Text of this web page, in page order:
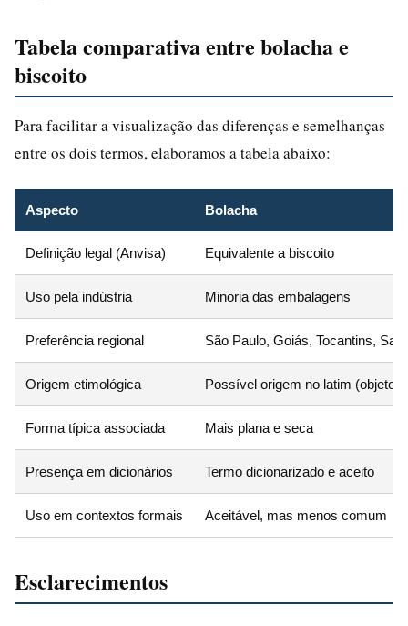
Tabela comparativa entre bolacha e
biscoito
Para facilitar a visualização das diferenças e semelhanças
entre os dois termos, elaboramos a tabela abaixo:
Aspecto Bolacha
Definição legal (Anvisa) Equivalente a biscoito
Uso pela indústria Minoria das embalagens
Preferência regional São Paulo, Goiás, Tocantins,
Origem etimológica Possível origem no latim (objeto
Forma típica associada Mais plana e seca
Presença em dicionários Termo dicionarizado e aceito
Uso em contextos formais Aceitável, mas menos comum
Esclarecimentos